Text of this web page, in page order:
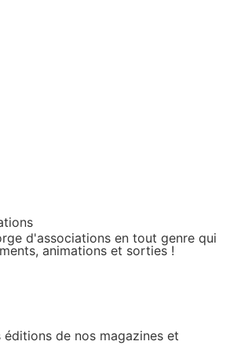
d'associations en tout genre qui
animations et sorties !
de nos magazines et